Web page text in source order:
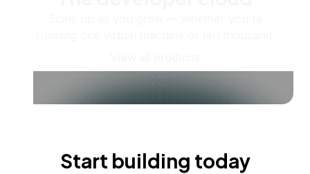
Start building today